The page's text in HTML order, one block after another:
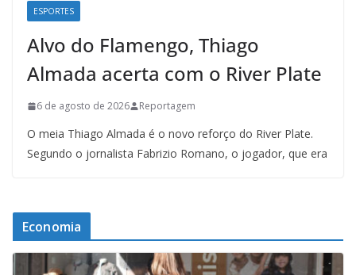
ESPORTES
Alvo do Flamengo, Thiago
Almada acerta com o River Plate
6 de agosto de 2026 Reportagem
O meia Thiago Almada é o novo reforço do River Plate.
Segundo o jornalista Fabrizio Romano, o jogador, que era
Economia